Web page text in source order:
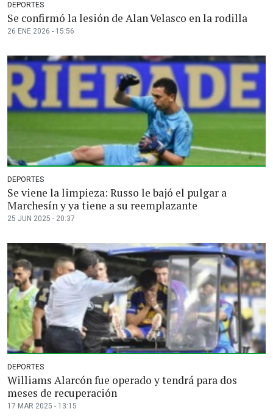
DEPORTES
Se confirmó la lesión de Alan Velasco en la rodilla
26 ENE 2026 - 15:56
DEPORTES
Se viene la limpieza: Russo le bajó el pulgar a
Marchesín y ya tiene a su reemplazante
25 JUN 2025 - 20:37
DEPORTES
Williams Alarcón fue operado y tendrá para dos
meses de recuperación
17 MAR 2025 - 13:15